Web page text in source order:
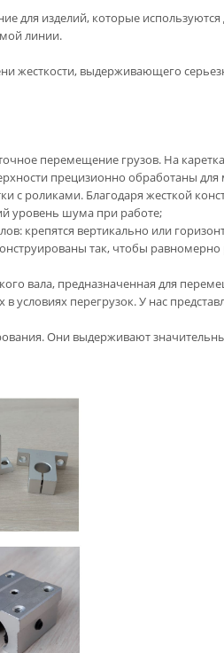
для изделий, которые
линии.
жесткости, выдерживающего
перемещение грузов. На
прецизионно обработаны
с роликами. Благодаря жесткой
уровень шума при работе;
крепятся вертикально или
так, чтобы равномерно
вала, предназначенная для
условиях перегрузок. У нас
Они выдерживают